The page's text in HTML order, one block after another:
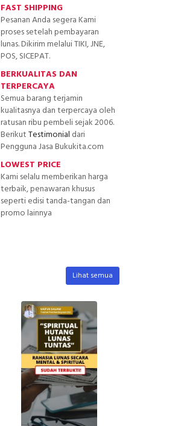
FAST SHIPPING
Pesanan Anda segera Kami
proses setelah pembayaran
lunas. Dikirim melalui TIKI, JNE,
POS, SICEPAT.
BERKUALITAS DAN
TERPERCAYA
Semua barang terjamin
kualitasnya dan terpercaya oleh
ratusan ribu pembeli sejak 2006.
BerikutTestimonial dari
Pengguna Jasa Bukukita.com
LOWEST PRICE
Kami selalu memberikan harga
terbaik, penawaran khusus
seperti edisi tanda-tangan dan
promo lainnya
Lihat semua